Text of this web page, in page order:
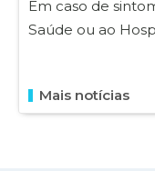
Em caso de
Saúde ou ao
Mais notícias